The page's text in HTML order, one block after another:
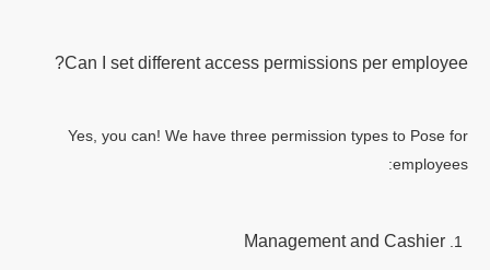
Can I set different access permissions per employee?
Yes, you can! We have three permission types to Pose for
employees:
Management and Cashier